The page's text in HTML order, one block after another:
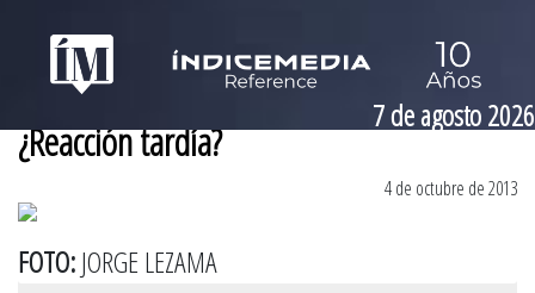
7 de agosto 2026
¿Reacción tardía?
4 de octubre de 2013
FOTO:JORGE LEZAMA